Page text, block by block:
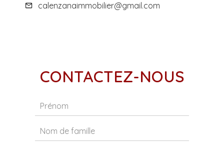
calenzanaimmobilier@gmail.com
CONTACTEZ-NOUS